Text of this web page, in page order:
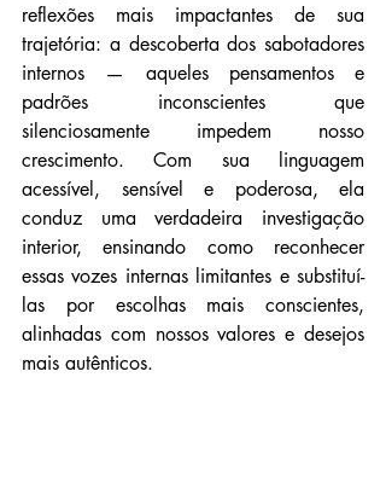
reflexões mais impactantes de sua
trajetória: a descoberta dos sabotadores
internos — aqueles pensamentos e
padrões inconscientes que
silenciosamente impedem nosso
crescimento. Com sua linguagem
acessível, sensível e poderosa, ela
conduz uma verdadeira investigação
interior, ensinando como reconhecer
essas vozes internas limitantes e substituí-
las por escolhas mais conscientes,
alinhadas com nossos valores e desejos
mais autênticos.